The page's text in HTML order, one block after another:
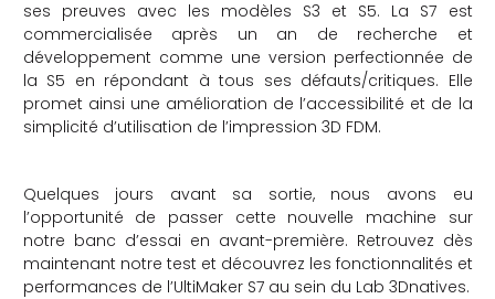
ses preuves avec les modèles S3 et S5. La S7 est
commercialisée après un an de recherche et
développement comme une version perfectionnée de
la S5 en répondant à tous ses défauts/critiques. Elle
promet ainsi une amélioration de l’accessibilité et de la
simplicité d’utilisation de l’impression 3D FDM.
Quelques jours avant sa sortie, nous avons eu
l’opportunité de passer cette nouvelle machine sur
notre banc d’essai en avant-première. Retrouvez dès
maintenant notre test et découvrez les fonctionnalités et
performances de l’UltiMaker S7 au sein du Lab 3Dnatives.